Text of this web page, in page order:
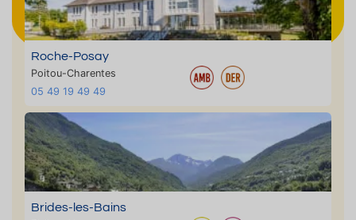
Roche-Posay
Poitou-Charentes
05 49 19 49 49
Brides-les-Bains